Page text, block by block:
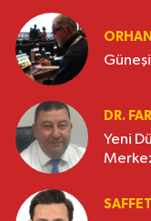
DR.
Yeni